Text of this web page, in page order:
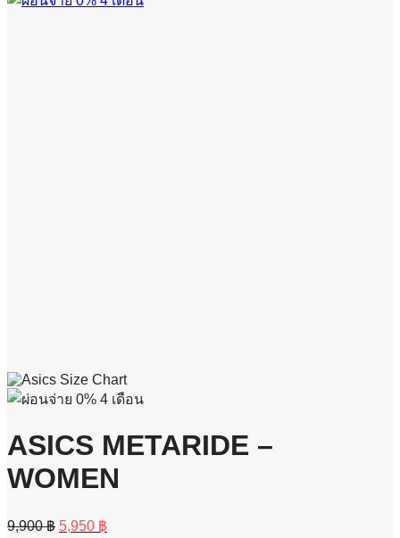
ASICS METARIDE –
WOMEN
9,900฿ Original
5,950 ฿